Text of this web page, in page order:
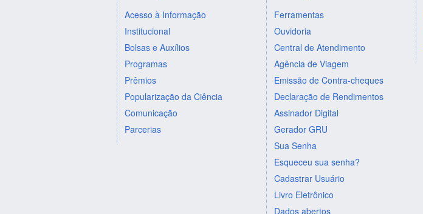
Acesso à Informação
Institucional
Bolsas e Auxílios
Programas
Prêmios
Popularização da Ciência
Comunicação
Parcerias
Ferramentas
Ouvidoria
Central de Atendimento
Agência de Viagem
Emissão de Contra-cheques
Declaração de Rendimentos
Assinador Digital
Gerador GRU
Sua Senha
Esqueceu sua senha?
Cadastrar Usuário
Livro Eletrônico
Dados abertos